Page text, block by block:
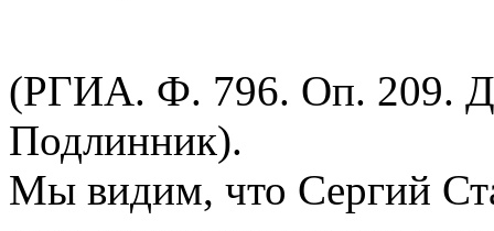
(РГИА. Ф. 796. Оп. 209.
Подлинник).
Мы видим, что Сергий